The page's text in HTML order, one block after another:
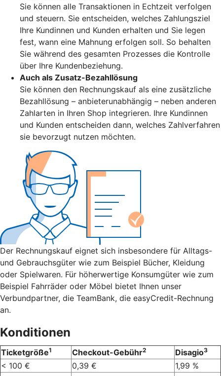
Sie können alle Transaktionen in Echtzeit verfolgen
und steuern. Sie entscheiden, welches Zahlungsziel
Ihre Kundinnen und Kunden erhalten und Sie legen
fest, wann eine Mahnung erfolgen soll. So behalten
Sie während des gesamten Prozesses die Kontrolle
über Ihre Kundenbeziehung.
Auch als Zusatz-Bezahllösung
Sie können den Rechnungskauf als eine zusätzliche
Bezahllösung – anbieterunabhängig – neben anderen
Zahlarten in Ihren Shop integrieren. Ihre Kundinnen
und Kunden entscheiden dann, welches Zahlverfahren
sie bevorzugt nutzen möchten.
Der Rechnungskauf eignet sich insbesondere für Alltags-
und Gebrauchsgüter wie zum Beispiel Bücher, Kleidung
oder Spielwaren. Für höherwertige Konsumgüter wie zum
Beispiel Fahrräder oder Möbel bietet Ihnen unser
Verbundpartner, die TeamBank, die easyCredit-Rechnung
an.
Konditionen
Ticketgröße1 Checkout-Gebühr2 Disagio3
< 100 € 0,39 €
1,99 %